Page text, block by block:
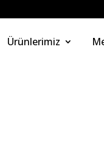
Ürünlerimiz